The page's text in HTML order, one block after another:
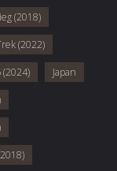
(2018)
(2022)
Japan